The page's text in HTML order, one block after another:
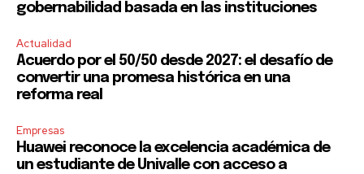
gobernabilidad basada en las instituciones
Actualidad
Acuerdo por el 50/50 desde 2027: el desafío de
convertir una promesa histórica en una
reforma real
Empresas
Huawei reconoce la excelencia académica de
un estudiante de Univalle con acceso a